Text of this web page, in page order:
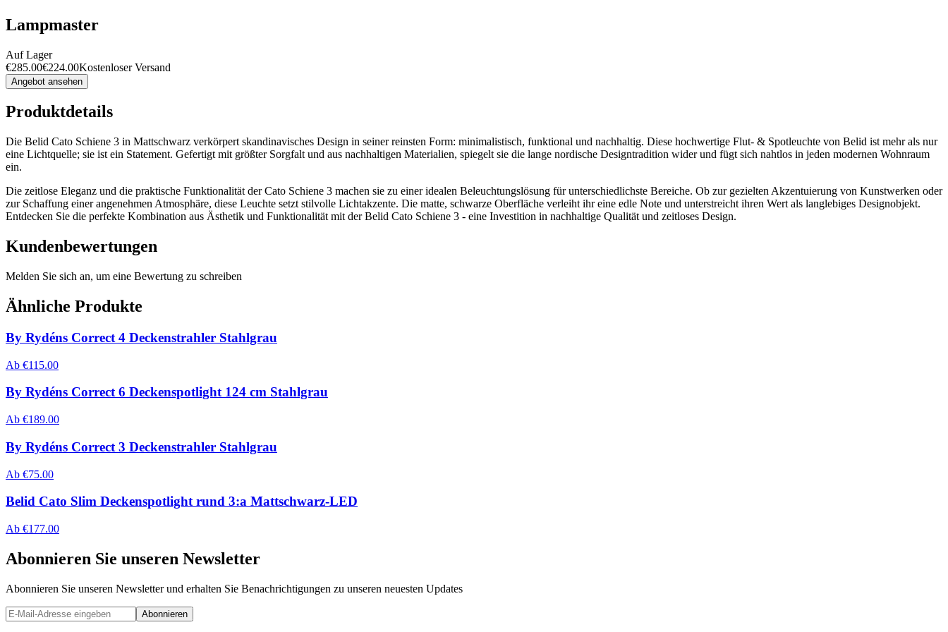
Lampmaster
Auf Lager
€285.00€224.00Kostenloser Versand
Angebot ansehen
Produktdetails
Die Belid Cato Schiene 3 in Mattschwarz verkörpert skandinavisches Design in seiner reinsten Form: minimalistisch, funktional und nachhaltig. Diese hochwertige Flut- & Spotleuchte von Belid ist mehr als nur
eine Lichtquelle; sie ist ein Statement. Gefertigt mit größter Sorgfalt und aus nachhaltigen Materialien, spiegelt sie die lange nordische Designtradition wider und fügt sich nahtlos in jeden modernen Wohnraum
ein.
Die zeitlose Eleganz und die praktische Funktionalität der Cato Schiene 3 machen sie zu einer idealen Beleuchtungslösung für unterschiedlichste Bereiche. Ob zur gezielten Akzentuierung von Kunstwerken oder
zur Schaffung einer angenehmen Atmosphäre, diese Leuchte setzt stilvolle Lichtakzente. Die matte, schwarze Oberfläche verleiht ihr eine edle Note und unterstreicht ihren Wert als langlebiges Designobjekt.
Entdecken Sie die perfekte Kombination aus Ästhetik und Funktionalität mit der Belid Cato Schiene 3 - eine Investition in nachhaltige Qualität und zeitloses Design.
Kundenbewertungen
Melden Sie sich an, um eine Bewertung zu schreiben
Ähnliche Produkte
By Rydéns Correct 4 Deckenstrahler Stahlgrau
Ab €115.00
By Rydéns Correct 6 Deckenspotlight 124 cm Stahlgrau
Ab €189.00
By Rydéns Correct 3 Deckenstrahler Stahlgrau
Ab €75.00
Belid Cato Slim Deckenspotlight rund 3:a Mattschwarz-LED
Ab €177.00
Abonnieren Sie unseren Newsletter
Abonnieren Sie unseren Newsletter und erhalten Sie Benachrichtigungen zu unseren neuesten Updates
Abonnieren